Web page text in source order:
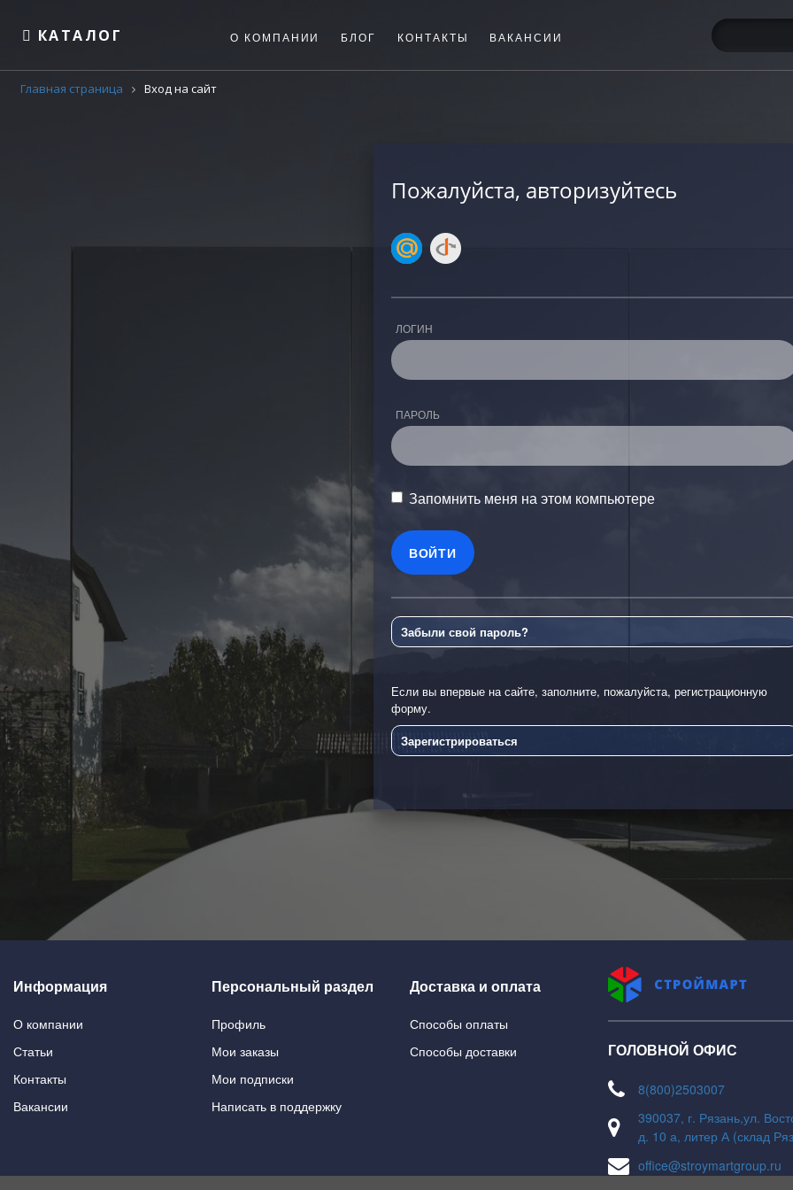
КАТАЛОГ О КОМПАНИИ БЛОГ КОНТАКТЫ ВАКАНСИИ
Главная страница Вход на сайт
Пожалуйста, авторизуйтесь
ЛОГИН
ПАРОЛЬ
Запомнить меня на этом компьютере
Забыли свой пароль?
Если вы впервые на сайте, заполните, пожалуйста, регистрационную
форму.
Зарегистрироваться
Информация
О компании
Статьи
Контакты
Вакансии
Персональный раздел
Профиль
Мои заказы
Мои подписки
Написать в поддержку
Доставка и оплата
Способы оплаты
Способы доставки
ГОЛОВНОЙ ОФИС
8(800)2503007
390037, г. Рязань,ул.
д. 10 а, литер А (склад
office@stroymartgroup.ru